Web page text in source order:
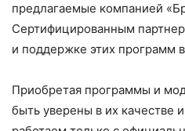
предлагаемые компанией
Сертифицированным
и поддержке этих программ
Приобретая программы и
быть уверены в их качестве